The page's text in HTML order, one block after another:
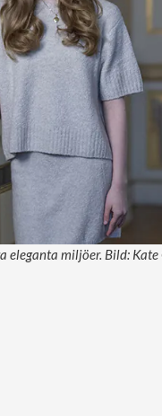
eleganta miljöer. Bild: